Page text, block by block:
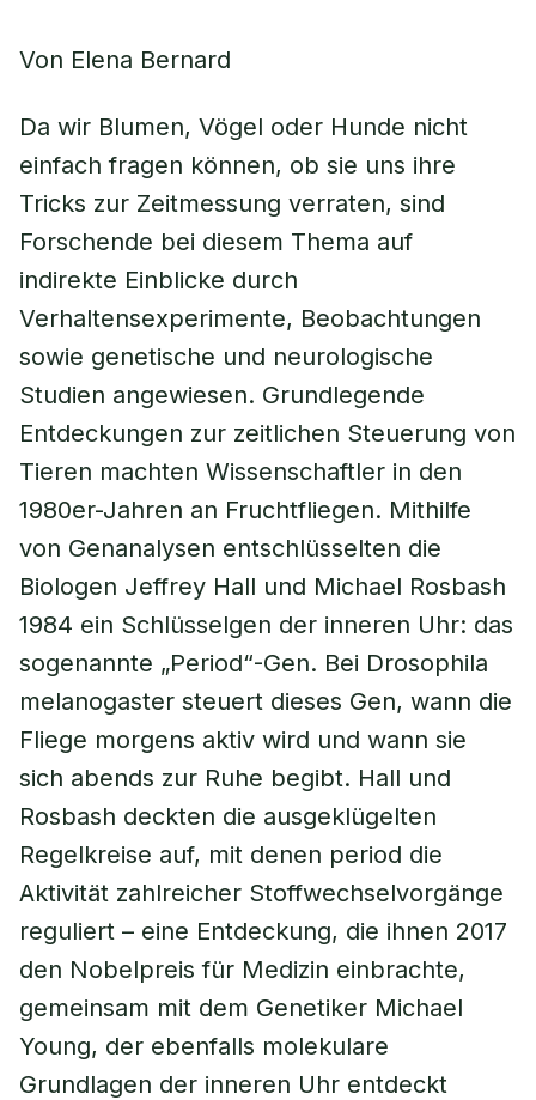
Von Elena Bernard
Da wir Blumen, Vögel oder Hunde nicht
einfach fragen können, ob sie uns ihre
Tricks zur Zeitmessung verraten, sind
Forschende bei diesem Thema auf
indirekte Einblicke durch
Verhaltensexperimente, Beobachtungen
sowie genetische und neurologische
Studien angewiesen. Grundlegende
Entdeckungen zur zeitlichen Steuerung von
Tieren machten Wissenschaftler in den
1980er-Jahren an Fruchtfliegen. Mithilfe
von Genanalysen entschlüsselten die
Biologen Jeffrey Hall und Michael Rosbash
1984 ein Schlüsselgen der inneren Uhr: das
sogenannte „Period“-Gen. Bei Drosophila
melanogaster steuert dieses Gen, wann die
Fliege morgens aktiv wird und wann sie
sich abends zur Ruhe begibt. Hall und
Rosbash deckten die ausgeklügelten
Regelkreise auf, mit denen period die
Aktivität zahlreicher Stoffwechselvorgänge
reguliert – eine Entdeckung, die ihnen 2017
den Nobelpreis für Medizin einbrachte,
gemeinsam mit dem Genetiker Michael
Young, der ebenfalls molekulare
Grundlagen der inneren Uhr entdeckt